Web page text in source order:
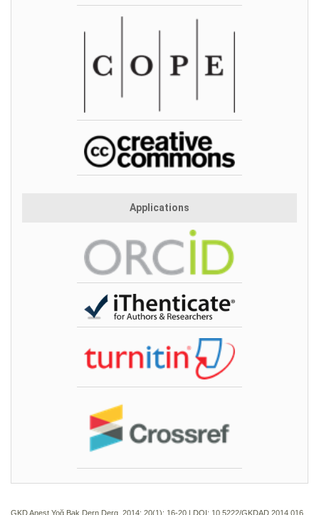
Applications
GKD Anest Yoğ Bak Dern Derg. 2014; 20(1): 16-20 | DOI: 10.5222/GKDAD.2014.016